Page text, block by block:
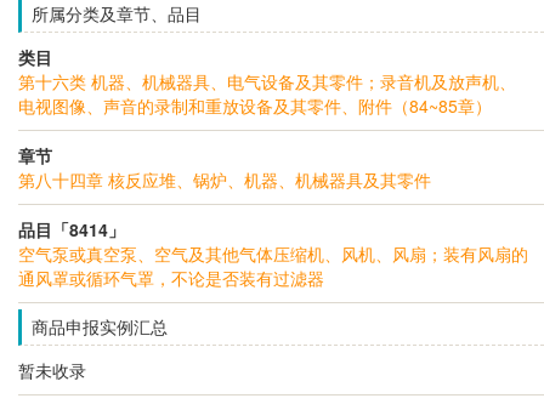
所属分类及章节、品目
类目
第十六类 机器、机械器具、电气设备及其零件；录音机及放声机、
电视图像、声音的录制和重放设备及其零件、附件（84~85章）
章节
第八十四章 核反应堆、锅炉、机器、机械器具及其零件
品目「8414」
空气泵或真空泵、空气及其他气体压缩机、风机、风扇；装有风扇的
通风罩或循环气罩，不论是否装有过滤器
商品申报实例汇总
暂未收录